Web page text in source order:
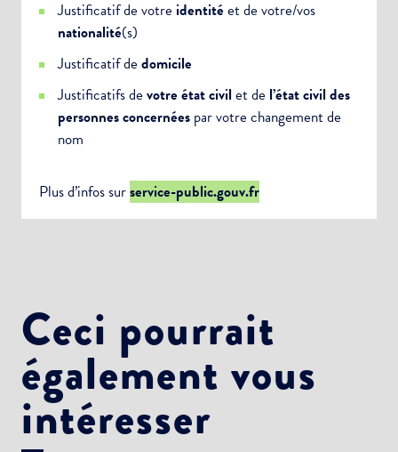
Justificatif de votre identitéet de votre/vos
nationalité(s)
Justificatif de domicile
Justificatifs de votre état civilet de l’état civil des
personnes concernées par votre changement de
nom
Plus d’infos surservice-public.gouv.fr
Ceci pourrait
également vous
intéresser
Newsletter Sport et Vie associative